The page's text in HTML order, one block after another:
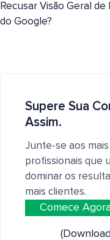
Recusar Visão Geral
do Google?
Supere Sua
Assim.
Junte-se aos
profissionais que
dominar os
mais clientes.
Comece